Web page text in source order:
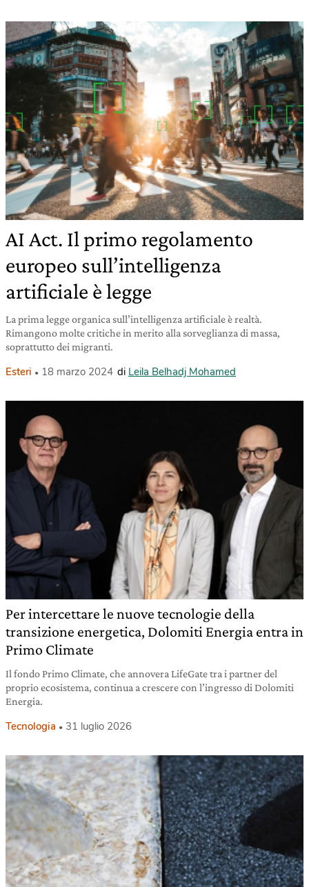
AI Act. Il primo regolamento
europeo sull’intelligenza
artificiale è legge
La prima legge organica sull’intelligenza artificiale è realtà.
Rimangono molte critiche in merito alla sorveglianza di massa,
soprattutto dei migranti.
Esteri 18 marzo 2024 di Leila Belhadj Mohamed
Per intercettare le nuove tecnologie della
transizione energetica, Dolomiti Energia entra in
Primo Climate
Il fondo Primo Climate, che annovera LifeGate tra i partner del
proprio ecosistema, continua a crescere con l’ingresso di Dolomiti
Energia.
Tecnologia 31 luglio 2026